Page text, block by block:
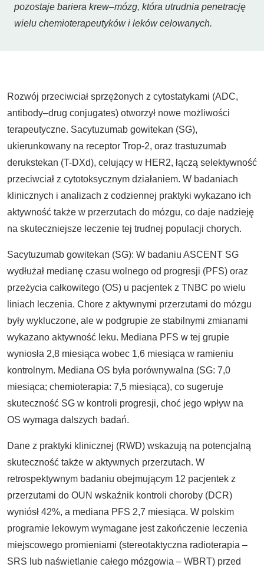
pozostaje bariera krew–mózg, która utrudnia penetrację
wielu chemioterapeutyków i leków celowanych.
Rozwój przeciwciał sprzężonych z cytostatykami (ADC,
antibody–drug conjugates) otworzył nowe możliwości
terapeutyczne. Sacytuzumab gowitekan (SG),
ukierunkowany na receptor Trop-2, oraz trastuzumab
derukstekan (T-DXd), celujący w HER2, łączą selektywność
przeciwciał z cytotoksycznym działaniem. W badaniach
klinicznych i analizach z codziennej praktyki wykazano ich
aktywność także w przerzutach do mózgu, co daje nadzieję
na skuteczniejsze leczenie tej trudnej populacji chorych.
Sacytuzumab gowitekan (SG): W badaniu ASCENT SG
wydłużał medianę czasu wolnego od progresji (PFS) oraz
przeżycia całkowitego (OS) u pacjentek z TNBC po wielu
liniach leczenia. Chore z aktywnymi przerzutami do mózgu
były wykluczone, ale w podgrupie ze stabilnymi zmianami
wykazano aktywność leku. Mediana PFS w tej grupie
wyniosła 2,8 miesiąca wobec 1,6 miesiąca w ramieniu
kontrolnym. Mediana OS była porównywalna (SG: 7,0
miesiąca; chemioterapia: 7,5 miesiąca), co sugeruje
skuteczność SG w kontroli progresji, choć jego wpływ na
OS wymaga dalszych badań.
Dane z praktyki klinicznej (RWD) wskazują na potencjalną
skuteczność także w aktywnych przerzutach. W
retrospektywnym badaniu obejmującym 12 pacjentek z
przerzutami do OUN wskaźnik kontroli choroby (DCR)
wyniósł 42%, a mediana PFS 2,7 miesiąca. W polskim
programie lekowym wymagane jest zakończenie leczenia
miejscowego promieniami (stereotaktyczna radioterapia –
SRS lub naświetlanie całego mózgowia – WBRT) przed